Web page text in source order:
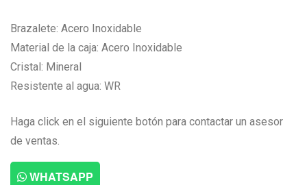
Brazalete: Acero Inoxidable
Material de la caja: Acero Inoxidable
Cristal: Mineral
Resistente al agua: WR
Haga click en el siguiente botón para contactar un asesor
de ventas.
WHATSAPP